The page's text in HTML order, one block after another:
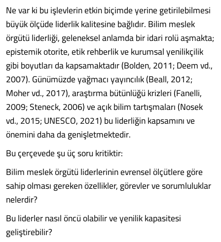
Ne var ki bu işlevlerin etkin biçimde yerine getirilebilmesi
büyük ölçüde liderlik kalitesine bağlıdır. Bilim meslek
örgütü liderliği, geleneksel anlamda bir idari rolü aşmakta;
epistemik otorite, etik rehberlik ve kurumsal yenilikçilik
gibi boyutları da kapsamaktadır (Bolden, 2011; Deem vd.,
2007). Günümüzde yağmacı yayıncılık (Beall, 2012;
Moher vd., 2017), araştırma bütünlüğü krizleri (Fanelli,
2009; Steneck, 2006) ve açık bilim tartışmaları (Nosek
vd., 2015; UNESCO, 2021) bu liderliğin kapsamını ve
önemini daha da genişletmektedir.
Bu çerçevede şu üç soru kritiktir:
Bilim meslek örgütü liderlerinin evrensel ölçütlere göre
sahip olması gereken özellikler, görevler ve sorumluluklar
nelerdir?
Bu liderler nasıl öncü olabilir ve yenilik kapasitesi
geliştirebilir?